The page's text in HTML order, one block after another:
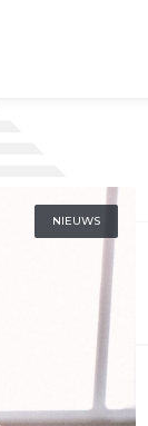
NIEUWS